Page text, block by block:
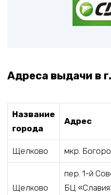
Адреса выдачи в
Название
города
Адрес
Щелково мкр.
Щелково
пер. 1-й
БЦ